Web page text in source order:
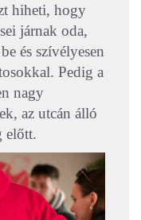
hiheti, hogy
járnak oda,
és szívélyesen
Pedig a
nagy
az utcán álló
előtt.